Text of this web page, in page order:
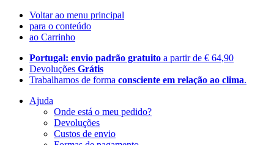
Voltar ao menu principal
para o conteúdo
ao Carrinho
Portugal: envio padrão gratuito a partir de € 64,90
Devoluções Grátis
Trabalhamos de forma consciente em relação ao clima.
Ajuda
Onde está o meu pedido?
Devoluções
Custos de envio